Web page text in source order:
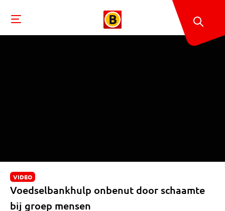
VIDEO
Voedselbankhulp onbenut door schaamte
bij groep mensen